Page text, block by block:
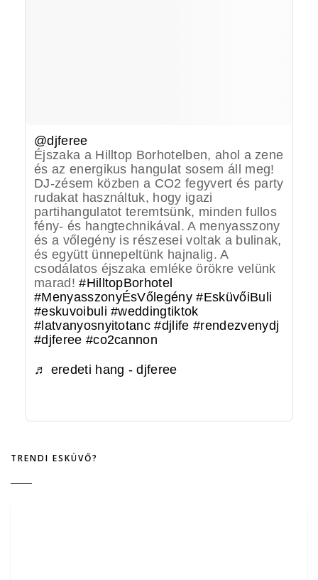
@djferee
Éjszaka a Hilltop Borhotelben, ahol a zene
és az energikus hangulat sosem áll meg!
DJ-zésem közben a CO2 fegyvert és party
rudakat használtuk, hogy igazi
partihangulatot teremtsünk, minden fullos
fény- és hangtechnikával. A menyasszony
és a vőlegény is részesei voltak a bulinak,
és együtt ünnepeltünk hajnalig. A
csodálatos éjszaka emléke örökre velünk
marad!#HilltopBorhotel
#MenyasszonyÉsVőlegény #EsküvőiBuli
#eskuvoibuli #weddingtiktok
#latvanyosnyitotanc #djlife #rendezvenydj
#djferee #co2cannon
♬ eredeti hang - djferee
TRENDI ESKÜVŐ?